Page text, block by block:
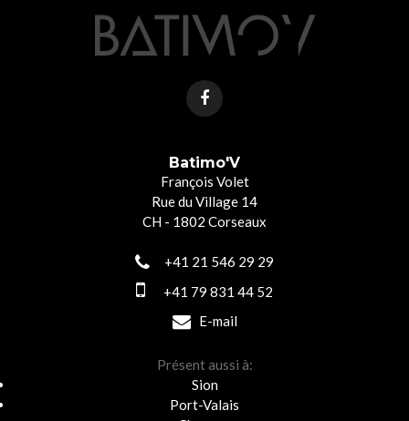
Batimo'V
François Volet
Rue du Village 14
CH - 1802 Corseaux
+41 21 546 29 29
+41 79 831 44 52
E-mail
Présent aussi à:
Sion
Port-Valais